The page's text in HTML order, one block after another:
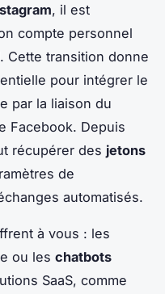
, il est
compte personnel
. Cette transition donne
pour intégrer le
par la liaison du
Facebook. Depuis
récupérer des jetons
de
automatisés.
à vous : les
ou les chatbots
SaaS, comme